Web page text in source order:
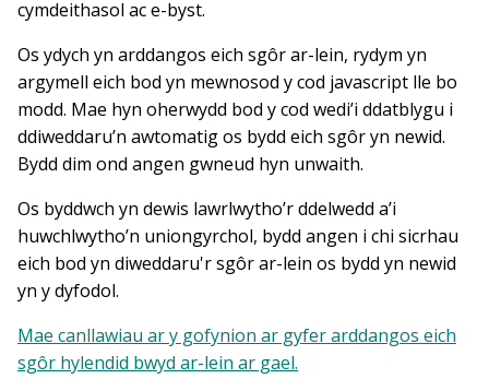
cymdeithasol ac e-byst.
Os ydych yn arddangos eich sgôr ar-lein, rydym yn
argymell eich bod yn mewnosod y cod javascript lle bo
modd. Mae hyn oherwydd bod y cod wedi’i ddatblygu i
ddiweddaru’n awtomatig os bydd eich sgôr yn newid.
Bydd dim ond angen gwneud hyn unwaith.
Os byddwch yn dewis lawrlwytho’r ddelwedd a’i
huwchlwytho’n uniongyrchol, bydd angen i chi sicrhau
eich bod yn diweddaru'r sgôr ar-lein os bydd yn newid
yn y dyfodol.
Mae canllawiau ar y gofynion ar gyfer arddangos eich
sgôr hylendid bwyd ar-lein ar gael.